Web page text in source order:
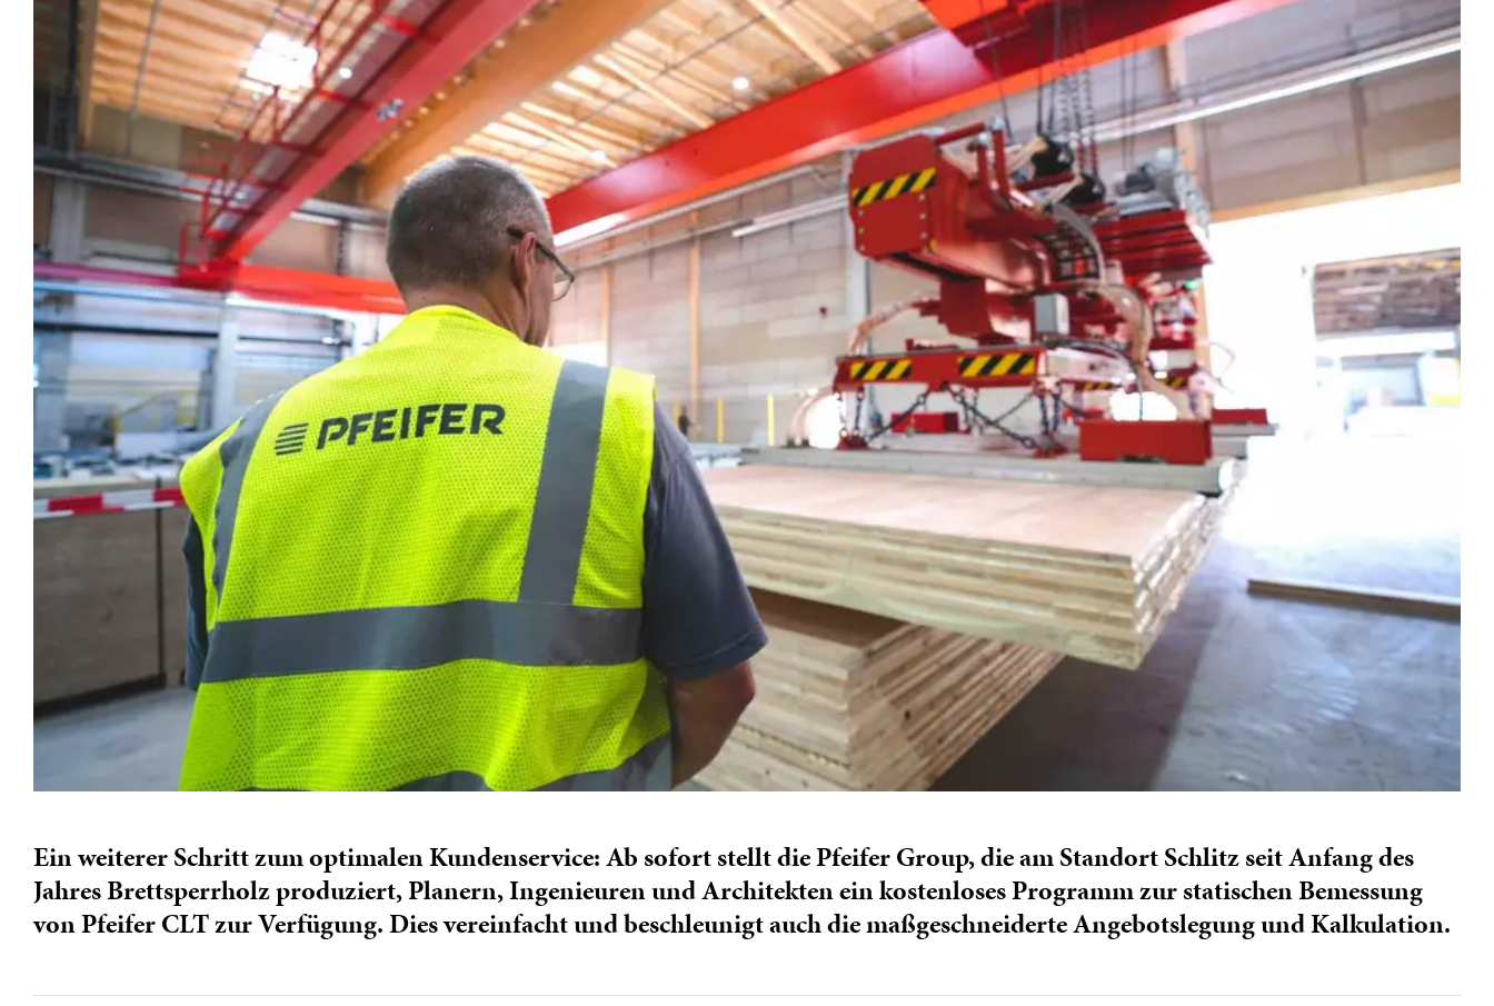
Ein weiterer Schritt zum optimalen Kundenservice: Ab sofort stellt die Pfeifer Group, die am Standort Schlitz seit Anfang des
Jahres Brettsperrholz produziert, Planern, Ingenieuren und Architekten ein kostenloses Programm zur statischen Bemessung
von Pfeifer CLT zur Verfügung. Dies vereinfacht und beschleunigt auch die maßgeschneiderte Angebotslegung und Kalkulation.